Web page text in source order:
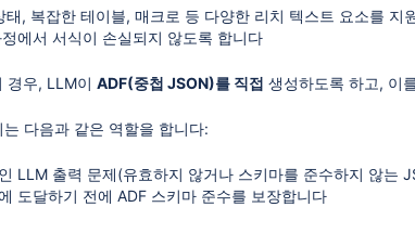
태, 복잡한 테이블, 매크로 등 다양한 리치 텍스트 요소를 지
에서 서식이 손실되지 않도록 합니다
경우, LLM이 ADF(중첩 JSON)를 직접 생성하도록 하고, 이
다음과 같은 역할을 합니다:
LLM 출력 문제(유효하지 않거나 스키마를 준수하지 않는
도달하기 전에 ADF 스키마 준수를 보장합니다